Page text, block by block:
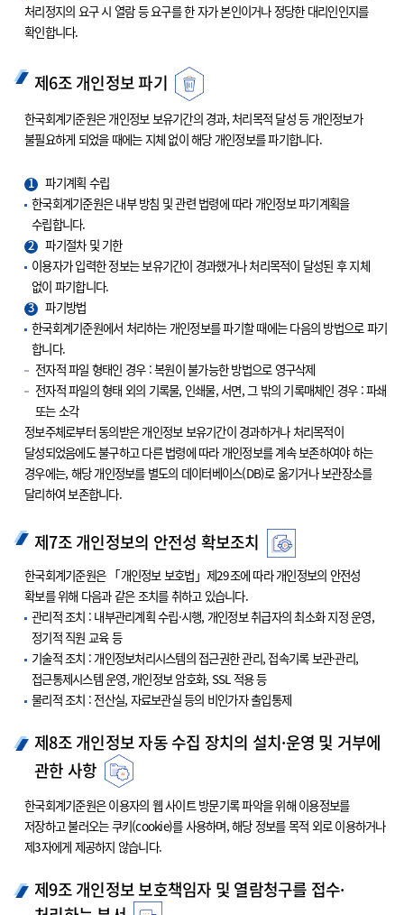
처리정지의 요구 시 열람 등 요구를 한 자가 본인이거나 정당한 대리인인지를
확인합니다.
제6조 개인정보 파기
한국회계기준원은 개인정보 보유기간의 경과, 처리목적 달성 등 개인정보가
불필요하게 되었을 때에는 지체 없이 해당 개인정보를 파기합니다.
1
파기계획 수립
한국회계기준원은 내부 방침 및 관련 법령에 따라 개인정보 파기계획을
수립합니다.
2
파기절차 및 기한
이용자가 입력한 정보는 보유기간이 경과했거나 처리목적이 달성된 후 지체
없이 파기합니다.
3
파기방법
한국회계기준원에서 처리하는 개인정보를 파기할 때에는 다음의 방법으로 파기
합니다.
전자적 파일 형태인 경우 : 복원이 불가능한 방법으로 영구삭제
전자적 파일의 형태 외의 기록물, 인쇄물, 서면, 그 밖의 기록매체인 경우 : 파쇄
또는 소각
정보주체로부터 동의받은 개인정보 보유기간이 경과하거나 처리목적이
달성되었음에도 불구하고 다른 법령에 따라 개인정보를 계속 보존하여야 하는
경우에는, 해당 개인정보를 별도의 데이터베이스(DB)로 옮기거나 보관장소를
달리하여 보존합니다.
제7조 개인정보의 안전성 확보조치
한국회계기준원은 「개인정보 보호법」제29조에 따라 개인정보의 안전성
확보를 위해 다음과 같은 조치를 취하고 있습니다.
관리적 조치 : 내부관리계획 수립·시행, 개인정보 취급자의 최소화 지정 운영,
정기적 직원 교육 등
기술적 조치 : 개인정보처리시스템의 접근권한 관리, 접속기록 보관·관리,
접근통제시스템 운영, 개인정보 암호화, SSL 적용 등
물리적 조치 : 전산실, 자료보관실 등의 비인가자 출입통제
제8조 개인정보 자동 수집 장치의 설치·운영 및 거부에
관한 사항
한국회계기준원은 이용자의 웹 사이트 방문기록 파악을 위해 이용정보를
저장하고 불러오는 쿠키(cookie)를 사용하며, 해당 정보를 목적 외로 이용하거나
제3자에게 제공하지 않습니다.
제9조 개인정보 보호책임자 및 열람청구를 접수·